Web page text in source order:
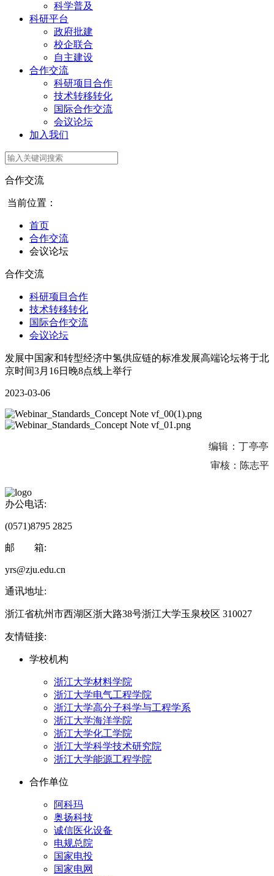
科学普及
科研平台
政府批建
校企联合
自主建设
合作交流
科研项目合作
技术转移转化
国际合作交流
会议论坛
加入我们
合作交流
当前位置：
首页
合作交流
会议论坛
合作交流
科研项目合作
技术转移转化
国际合作交流
会议论坛
发展中国家和转型经济中氢供应链的标准发展高端论坛将于北
京时间3月16日晚8点线上举行
2023-03-06
编辑：丁亭亭
审核：陈志平
办公电话:
(0571)8795 2825
邮 箱:
yrs@zju.edu.cn
通讯地址:
浙江省杭州市西湖区浙大路38号浙江大学玉泉校区 310027
友情链接:
学校机构
浙江大学材料学院
浙江大学电气工程学院
浙江大学高分子科学与工程学系
浙江大学海洋学院
浙江大学化工学院
浙江大学科学技术研究院
浙江大学能源工程学院
合作单位
阿科玛
奥扬科技
诚信医化设备
电规总院
国家电投
国家电网